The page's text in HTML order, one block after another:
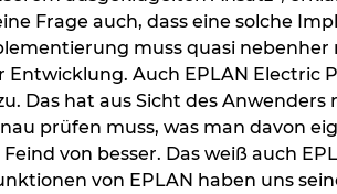
Frage auch, dass eine solche
muss quasi
Entwicklung. Auch EPLAN Electric
Das hat aus Sicht des Anwenders
prüfen muss, was man davon
von besser. Das weiß auch
von EPLAN haben uns